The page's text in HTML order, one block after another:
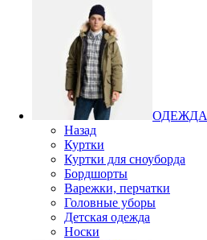
ОДЕЖДА
Назад
Куртки
Куртки для сноуборда
Бордшорты
Варежки, перчатки
Головные уборы
Детская одежда
Носки